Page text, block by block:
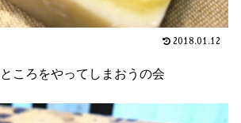
2018.01.12
ころをやってしまおうの会